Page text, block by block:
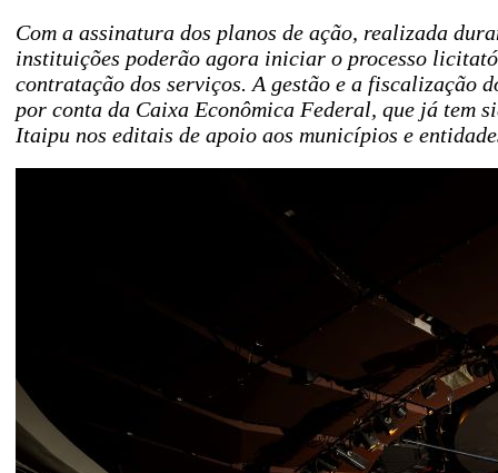
Com a assinatura dos planos de ação, realizada
instituições poderão agora iniciar o processo
contratação dos serviços. A gestão e a fiscalização
por conta da Caixa Econômica Federal, que já tem
Itaipu nos editais de apoio aos municípios e